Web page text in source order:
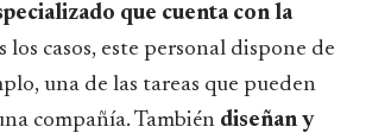
que cuenta con la
los casos, este personal dispone de
una de las tareas que pueden
compañía. También diseñan y